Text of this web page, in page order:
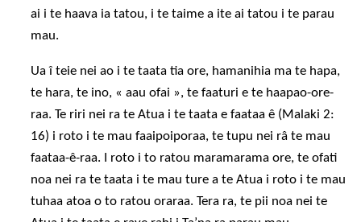
ai i te haava ia tatou, i te taime a ite ai tatou i te parau
mau.
Ua î teie nei ao i te taata tia ore, hamanihia ma te hapa,
te hara, te ino, « aau ofai », te faaturi e te haapao-ore-
raa. Te riri nei ra te Atua i te taata e faataa ê (Malaki 2:
16) i roto i te mau faaipoiporaa, te tupu nei râ te mau
faataa-ê-raa. I roto i to ratou maramarama ore, te ofati
noa nei ra te taata i te mau ture a te Atua i roto i te mau
tuhaa atoa o to ratou oraraa. Tera ra, te pii noa nei te